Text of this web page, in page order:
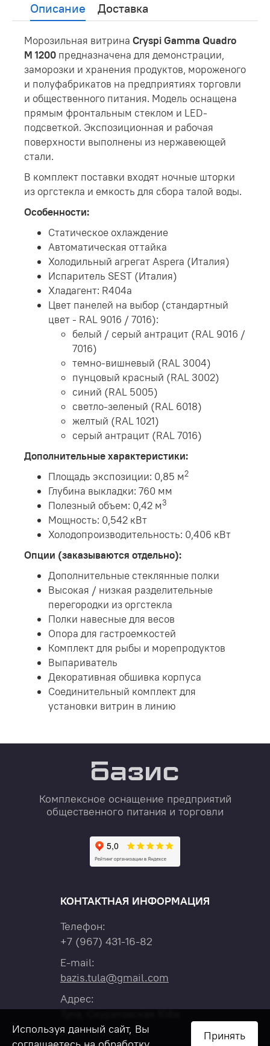
Описание Доставка
Морозильная витрина Cryspi Gamma Quadro
M 1200 предназначена для демонстрации,
заморозки и хранения продуктов, мороженого
и полуфабрикатов на предприятиях торговли
и общественного питания. Модель оснащена
прямым фронтальным стеклом и LED-
подсветкой. Экспозиционная и рабочая
поверхности выполнены из нержавеющей
стали.
В комплект поставки входят ночные шторки
из оргстекла и емкость для сбора талой воды.
Особенности:
Статическое охлаждение
Автоматическая оттайка
Холодильный агрегат Aspera (Италия)
Испаритель SEST (Италия)
Хладагент: R404a
Цвет панелей на выбор (стандартный
цвет - RAL 9016 / 7016):
белый / серый антрацит (RAL 9016 /
7016)
темно-вишневый (RAL 3004)
пунцовый красный (RAL 3002)
синий (RAL 5005)
светло-зеленый (RAL 6018)
желтый (RAL 1021)
серый антрацит (RAL 7016)
Дополнительные характеристики:
Площадь экспозиции: 0,85 м2
Глубина выкладки: 760 мм
Полезный объем: 0,42 м3
Мощность: 0,542 кВт
Холодопроизводительность: 0,406 кВт
Опции (заказываются отдельно):
Дополнительные стеклянные полки
Высокая / низкая разделительные
перегородки из оргстекла
Полки навесные для весов
Опора для гастроемкостей
Комплект для рыбы и морепродуктов
Выпариватель
Декоративная обшивка корпуса
Соединительный комплект для
установки витрин в линию
Комплексное оснащение предприятий
общественного питания и торговли
КОНТАКТНАЯ ИНФОРМАЦИЯ
Телефон:
+7 (967) 431-16-82
E-mail:
bazis.tula@gmail.com
Адрес:
Тула, Скуратовская 108а
Используя данный сайт, Вы
Принять